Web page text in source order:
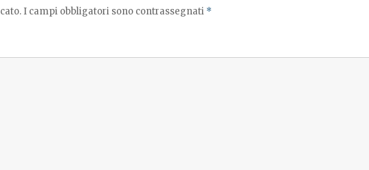
I campi obbligatori sono contrassegnati *